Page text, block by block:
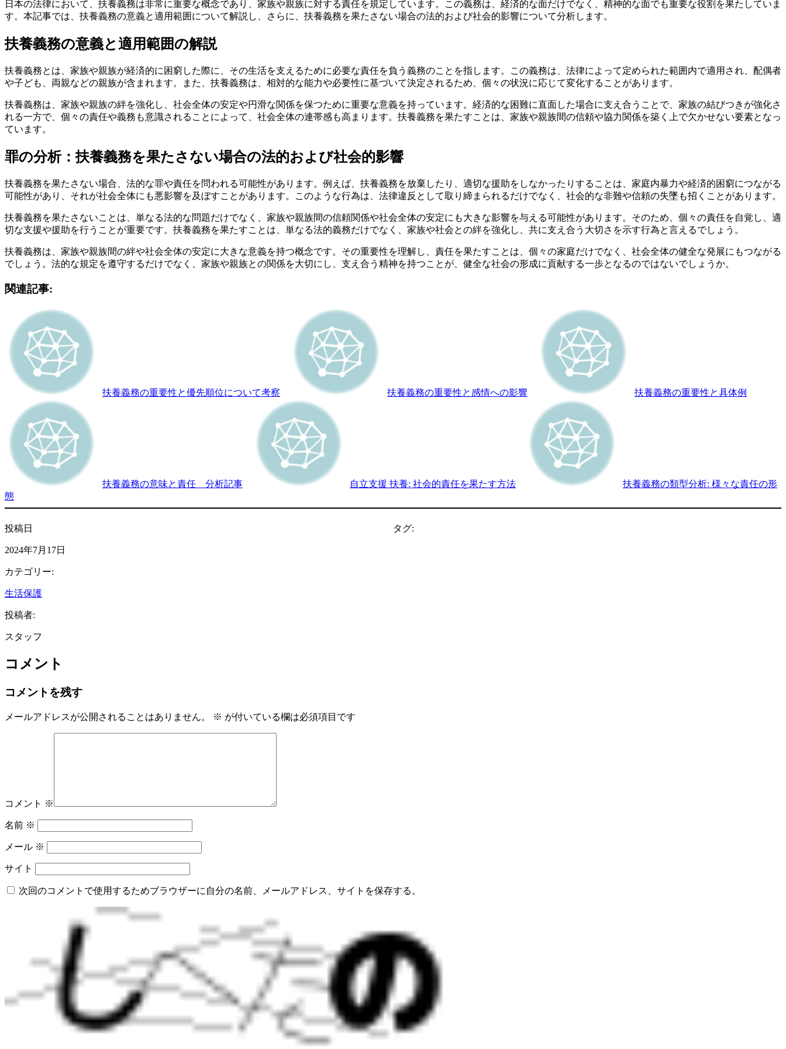
日本の法律において、扶養義務は非常に重要な概念であり、家族や親族に対する責任を規定しています。この義務は、経済的な面だけでなく、精神的な面でも重要な役割を果たしていま
す。本記事では、扶養義務の意義と適用範囲について解説し、さらに、扶養義務を果たさない場合の法的および社会的影響について分析します。
扶養義務の意義と適用範囲の解説
扶養義務とは、家族や親族が経済的に困窮した際に、その生活を支えるために必要な責任を負う義務のことを指します。この義務は、法律によって定められた範囲内で適用され、配偶者
や子ども、両親などの親族が含まれます。また、扶養義務は、相対的な能力や必要性に基づいて決定されるため、個々の状況に応じて変化することがあります。
扶養義務は、家族や親族の絆を強化し、社会全体の安定や円滑な関係を保つために重要な意義を持っています。経済的な困難に直面した場合に支え合うことで、家族の結びつきが強化さ
れる一方で、個々の責任や義務も意識されることによって、社会全体の連帯感も高まります。扶養義務を果たすことは、家族や親族間の信頼や協力関係を築く上で欠かせない要素となっ
ています。
罪の分析：扶養義務を果たさない場合の法的および社会的影響
扶養義務を果たさない場合、法的な罪や責任を問われる可能性があります。例えば、扶養義務を放棄したり、適切な援助をしなかったりすることは、家庭内暴力や経済的困窮につながる
可能性があり、それが社会全体にも悪影響を及ぼすことがあります。このような行為は、法律違反として取り締まられるだけでなく、社会的な非難や信頼の失墜も招くことがあります。
扶養義務を果たさないことは、単なる法的な問題だけでなく、家族や親族間の信頼関係や社会全体の安定にも大きな影響を与える可能性があります。そのため、個々の責任を自覚し、適
切な支援や援助を行うことが重要です。扶養義務を果たすことは、単なる法的義務だけでなく、家族や社会との絆を強化し、共に支え合う大切さを示す行為と言えるでしょう。
扶養義務は、家族や親族間の絆や社会全体の安定に大きな意義を持つ概念です。その重要性を理解し、責任を果たすことは、個々の家庭だけでなく、社会全体の健全な発展にもつながる
でしょう。法的な規定を遵守するだけでなく、家族や親族との関係を大切にし、支え合う精神を持つことが、健全な社会の形成に貢献する一歩となるのではないでしょうか。
関連記事:
扶養義務の重要性と優先順位について考察 扶養義務の重要性と感情への影響 扶養義務の重要性と具体例
扶養義務の意味と責任 分析記事 自立支援 扶養: 社会的責任を果たす方法
扶養義務の類型分析: 様々な責任の形
態
投稿日
2024年7月17日
カテゴリー:
生活保護
投稿者:
スタッフ
タグ:
コメント
コメントを残す
メールアドレスが公開されることはありません。 ※ が付いている欄は必須項目です
コメント ※
名前 ※
メール ※
サイト
次回のコメントで使用するためブラウザーに自分の名前、メールアドレス、サイトを保存する。